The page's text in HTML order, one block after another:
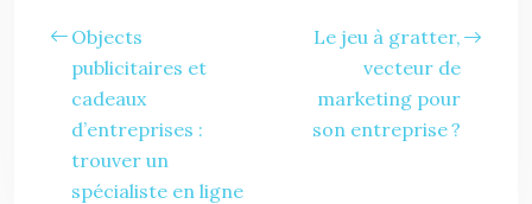
Objects
publicitaires et
cadeaux
d’entreprises :
trouver un
spécialiste en ligne
Le jeu à gratter,
vecteur de
marketing pour
son entreprise ?